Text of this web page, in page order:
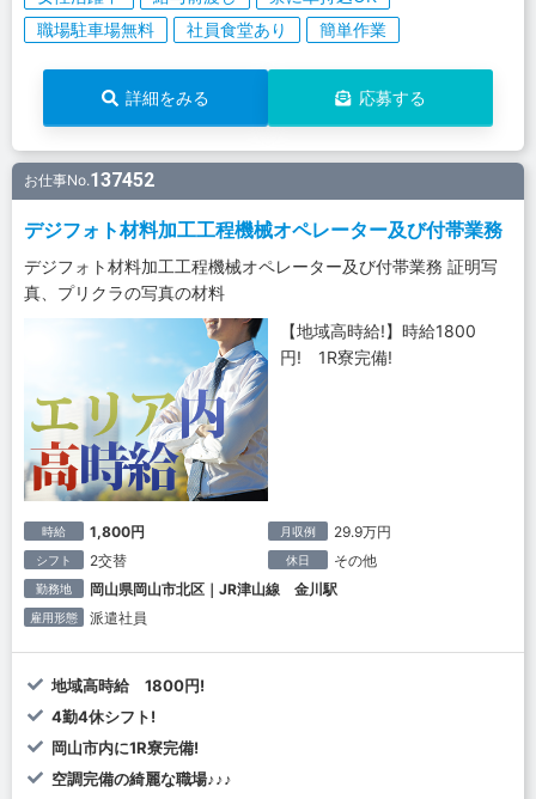
職場駐車場無料
社員食堂あり 簡単作業
詳細をみる 応募する
お仕事No.137452
デジフォト材料加工工程機械オペレーター及び付帯業務
デジフォト材料加工工程機械オペレーター及び付帯業務 証明写
真、プリクラの写真の材料
【地域高時給!】時給1800
円! 1R寮完備!
時給 1,800円 月収例 29.9万円
シフト 2交替 休日 その他
勤務地 岡山県岡山市北区｜JR津山線 金川駅
雇用形態 派遣社員
地域高時給 1800円!
4勤4休シフト!
岡山市内に1R寮完備!
空調完備の綺麗な職場♪♪♪